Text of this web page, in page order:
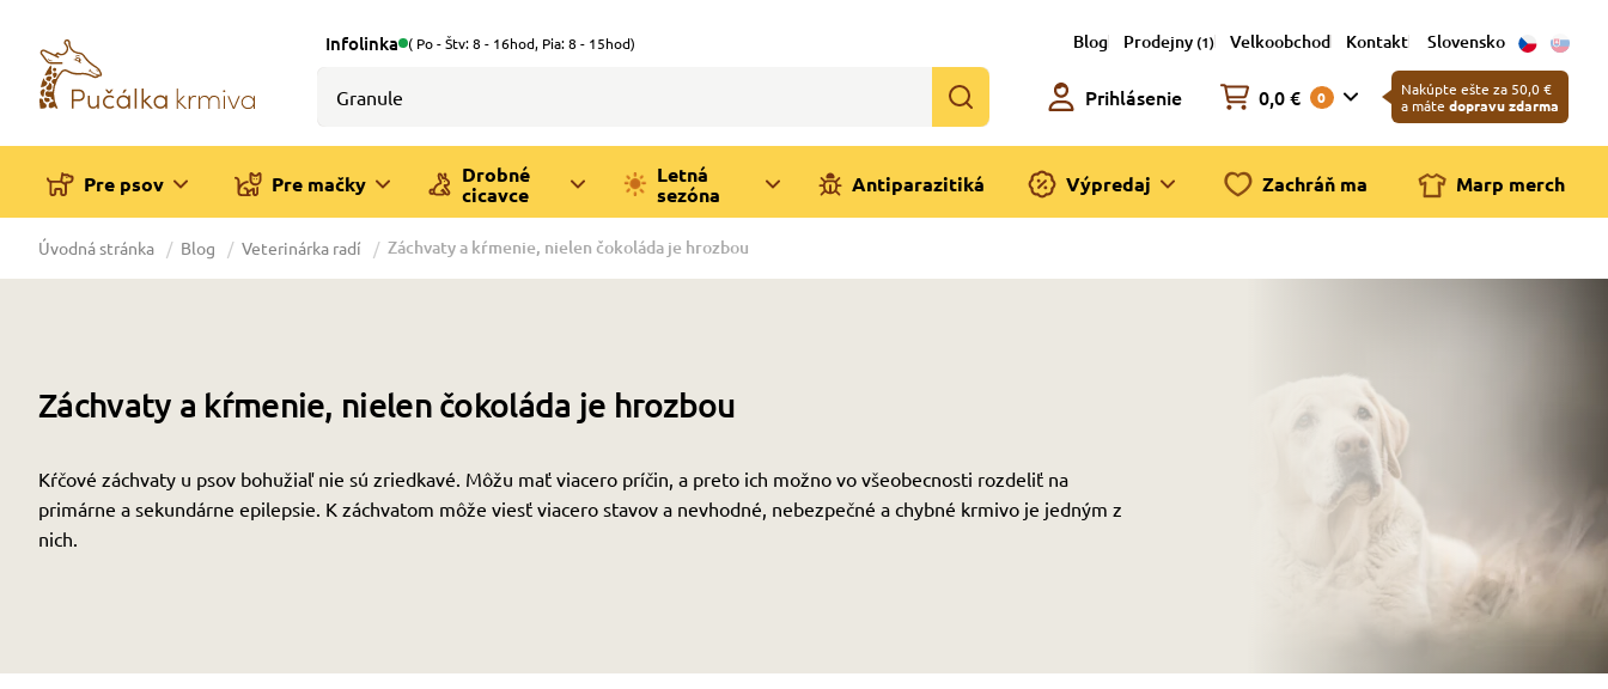
Infolinka ( Po - Štv: 8 - 16hod, Pia: 8 - 15hod) Blog Prodejny (1) Velkoobchod Kontakt Slovensko
Prihlásenie 0,0 € 0
Nakúpte ešte za 50,0 €
a máte dopravu zdarma
Pre psov Pre mačky
Drobné
cicavce
Letná
sezóna
Antiparazitiká Výpredaj Zachráň ma Marp merch
Úvodná stránka Blog Veterinárka radí Záchvaty a kŕmenie, nielen čokoláda je hrozbou
Záchvaty a kŕmenie, nielen čokoláda je hrozbou
Kŕčové záchvaty u psov bohužiaľ nie sú zriedkavé. Môžu mať viacero príčin, a preto ich možno vo všeobecnosti rozdeliť na
primárne a sekundárne epilepsie. K záchvatom môže viesť viacero stavov a nevhodné, nebezpečné a chybné krmivo je jedným z
nich.